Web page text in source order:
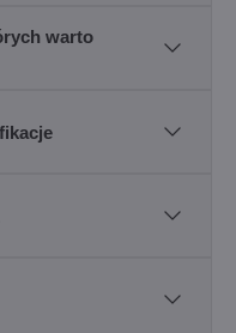
warto